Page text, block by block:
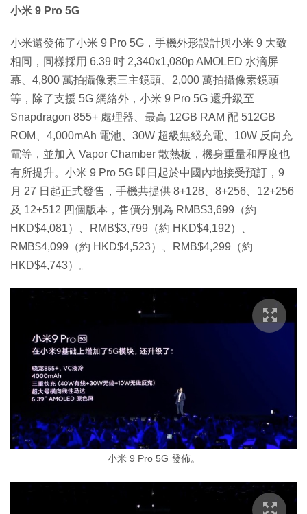
小米 9 Pro 5G
小米還發佈了小米 9 Pro 5G，手機外形設計與小米 9 大致
相同，同樣採用 6.39 吋 2,340x1,080p AMOLED 水滴屏
幕、4,800 萬拍攝像素三主鏡頭、2,000 萬拍攝像素鏡頭
等，除了支援 5G 網絡外，小米 9 Pro 5G 還升級至
Snapdragon 855+ 處理器、最高 12GB RAM 配 512GB
ROM、4,000mAh 電池、30W 超級無綫充電、10W 反向充
電等，並加入 Vapor Chamber 散熱板，機身重量和厚度也
有所提升。小米 9 Pro 5G 即日起於中國內地接受預訂，9
月 27 日起正式發售，手機共提供 8+128、8+256、12+256
及 12+512 四個版本，售價分別為 RMB$3,699（約
HKD$4,081）、RMB$3,799（約 HKD$4,192）、
RMB$4,099（約 HKD$4,523）、RMB$4,299（約
HKD$4,743）。
小米 9 Pro 5G 發佈。